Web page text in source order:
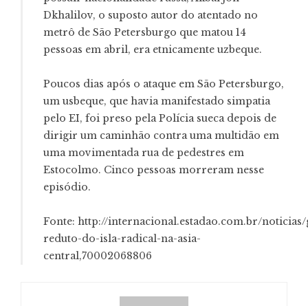
Dkhalilov, o suposto autor do atentado no
metrô de São Petersburgo que matou 14
pessoas em abril, era etnicamente uzbeque.
Poucos dias após o ataque em São Petersburgo,
um usbeque, que havia manifestado simpatia
pelo EI, foi preso pela Polícia sueca depois de
dirigir um caminhão contra uma multidão em
uma movimentada rua de pedestres em
Estocolmo. Cinco pessoas morreram nesse
episódio.
Fonte: http://internacional.estadao.com.br/noticias/
reduto-do-isla-radical-na-asia-
central,70002068806